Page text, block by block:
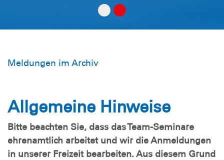
Meldungen im Archiv
Allgemeine Hinweise
Bitte beachten Sie, dass das Team-Seminare
ehrenamtlich arbeitet und wir die Anmeldungen
in unserer Freizeit bearbeiten. Aus diesem Grund